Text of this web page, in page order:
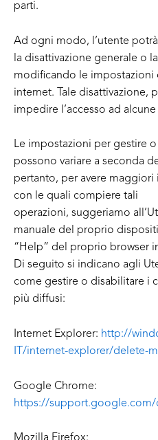
parti.
Ad ogni modo, l’utente
la disattivazione generale o
modificando le impostazioni
internet. Tale disattivazione,
impedire l’accesso ad
Le impostazioni per gestire
possono variare a seconda
pertanto, per avere
con le quali compiere tali
operazioni, suggeriamo
manuale del proprio
“Help” del proprio browser
Di seguito si indicano agli
come gestire o disabilitare i
più diffusi:
Internet Explorer: http://
IT/internet-explorer/delete-
Google Chrome:
https://support.google.com/